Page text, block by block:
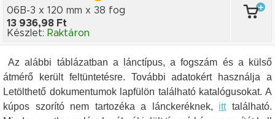
06B-3 x 120 mm x 38 fog
13 936,98 Ft
Készlet: Raktáron
Az alábbi táblázatban a lánctípus, a fogszám és a külső
átmérő került feltüntetésre. További adatokért használja a
Letölthető dokumentumok lapfülön található katalógusokat. A
kúpos szorító nem tartozéka a lánckeréknek, itttalálható.